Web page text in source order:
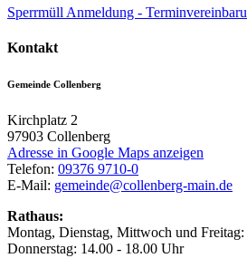
Sperrmüll Anmeldung -
Kontakt
Gemeinde Collenberg
Kirchplatz 2
97903 Collenberg
Adresse in Google Maps anzeigen
Telefon: 09376 9710-0
E-Mail: gemeinde@collenberg-main.de
Rathaus:
Montag, Dienstag, Mittwoch und
Donnerstag: 14.00 - 18.00 Uhr